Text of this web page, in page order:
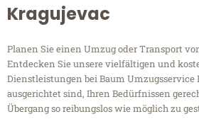
Kragujevac
Planen Sie einen Umzug oder Transport
Entdecken Sie unsere vielfältigen und
Dienstleistungen bei Baum Umzugsservice
ausgerichtet sind, Ihren Bedürfnissen
Übergang so reibungslos wie möglich zu